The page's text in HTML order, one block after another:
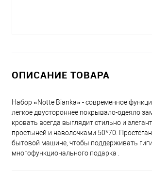
ОПИСАНИЕ ТОВАРА
Набор «Notte Bianka» - современное
легкое двустороннее покрывало-одеяло
кровать всегда выглядит стильно и
простыней и наволочками 50*70.
бытовой машине, чтобы поддерживать
многофункционального подарка .